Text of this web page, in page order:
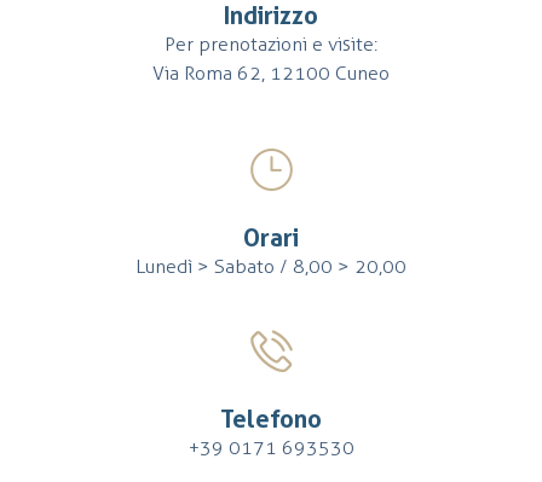
Indirizzo
Per prenotazioni e visite:
Via Roma 62, 12100 Cuneo
Orari
Lunedì > Sabato / 8,00 > 20,00
Telefono
+39 0171 693530